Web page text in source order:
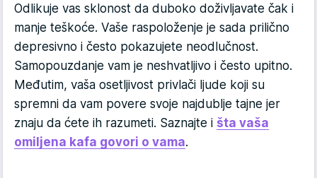
Odlikuje vas sklonost da duboko doživljavate čak i
manje teškoće. Vaše raspoloženje je sada prilično
depresivno i često pokazujete neodlučnost.
Samopouzdanje vam je neshvatljivo i često upitno.
Međutim, vaša osetljivost privlači ljude koji su
spremni da vam povere svoje najdublje tajne jer
znaju da ćete ih razumeti. Saznajte i šta vaša
omiljena kafa govori o vama.